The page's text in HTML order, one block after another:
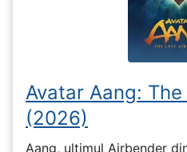
Avatar Aang:
(2026)
Aang, ultimul Airbender